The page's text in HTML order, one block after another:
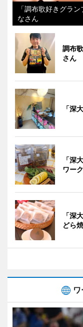
「調布歌好きグラ
なさん
調布
さん
「深
「深
ワー
「深
どら